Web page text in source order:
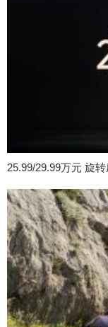
25.99/29.99万元 旋